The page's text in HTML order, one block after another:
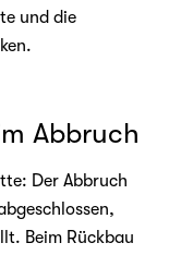
und die
Abbruch
Der Abbruch
Beim Rückbau